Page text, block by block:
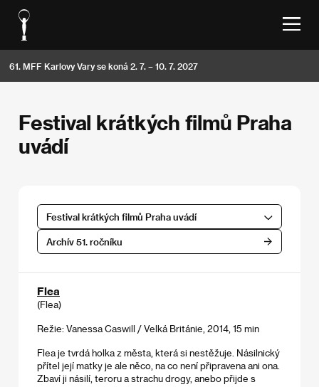
61. MFF Karlovy Vary se koná 2. 7. – 10. 7. 2027
Festival krátkých filmů Praha
uvádí
Festival krátkých filmů Praha uvádí
Archív 51. ročníku
Flea
(Flea)
Režie: Vanessa Caswill / Velká Británie, 2014, 15 min
Flea je tvrdá holka z města, která si nestěžuje. Násilnický
přítel její matky je ale něco, na co není připravena ani ona.
Zbaví ji násilí, teroru a strachu drogy, anebo přijde s